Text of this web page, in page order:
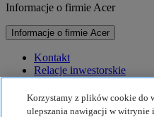
Informacje o firmie Acer
Informacje o firmie Acer
Kontakt
Relacje inwestorskie
Nagrody
Wydarzenia
Korzystamy z plików cookie do
ulepszania nawigacji w witrynie